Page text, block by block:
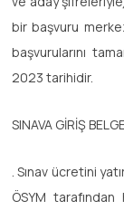
bir başvuru
başvurularını
2023 tarihidir.
SINAVA GİRİŞ
. Sınav ücretini
ÖSYM